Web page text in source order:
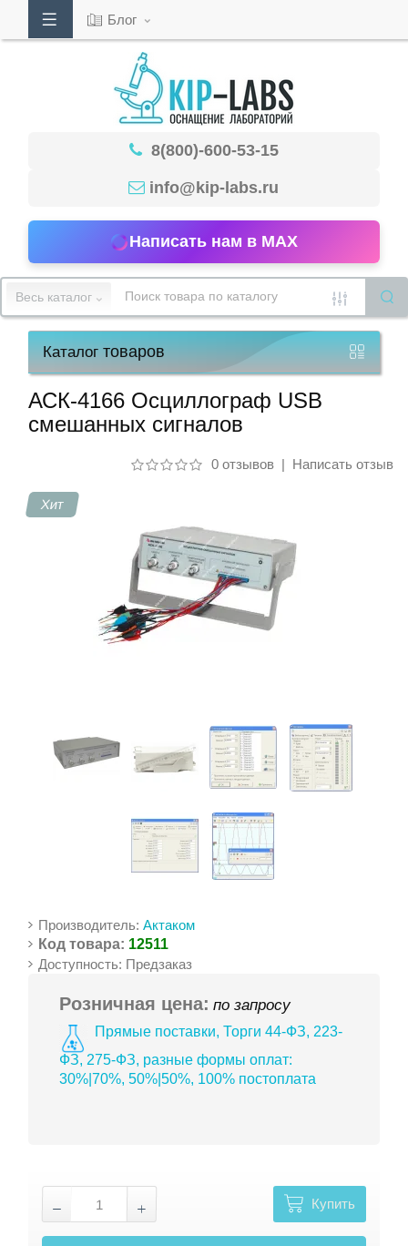
53-
15
работы
Блог
8(800)-600-53-15
info@kip-labs.ru
Написать нам в MAX
Весь каталог
Каталогтоваров
АСК-4166 Осциллограф USB
смешанных сигналов
0 отзывов| Написать отзыв
Хит
Производитель:Актаком
Код товара: 12511
Доступность: Предзаказ
Розничная цена: по запросу
Прямые поставки, Торги 44-ФЗ, 223-
ФЗ, 275-ФЗ, разные формы оплат:
30%|70%, 50%|50%, 100% постоплата
Купить